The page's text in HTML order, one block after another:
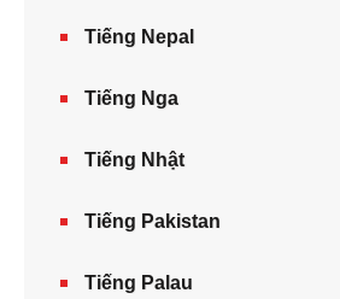
Tiếng Nepal‎
Tiếng Nga
Tiếng Nhật
Tiếng Pakistan
Tiếng Palau